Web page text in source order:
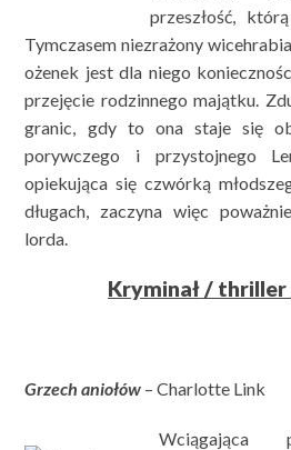
przeszłość,
Tymczasem niezrażony
ożenek jest dla niego
przejęcie rodzinnego majątku.
granic, gdy to ona staje się
porywczego i przystojnego
opiekująca się czwórką
długach, zaczyna więc
lorda.
Kryminał / thriller
Grzech aniołów – Charlotte Link
Wciągająca